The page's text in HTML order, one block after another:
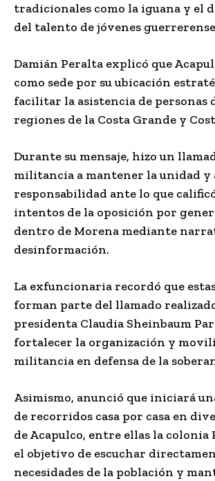
tradicionales como la iguana y el
del talento de jóvenes
Damián Peralta explicó que
como sede por su ubicación
facilitar la asistencia de personas
regiones de la Costa Grande y
Durante su mensaje, hizo un
militancia a mantener la unidad y
responsabilidad ante lo que
intentos de la oposición por
dentro de Morena mediante
desinformación.
La exfuncionaria recordó que
forman parte del llamado
presidenta Claudia Sheinbaum
fortalecer la organización y
militancia en defensa de la
Asimismo, anunció que iniciará
de recorridos casa por casa en
de Acapulco, entre ellas la colonia
el objetivo de escuchar
necesidades de la población y